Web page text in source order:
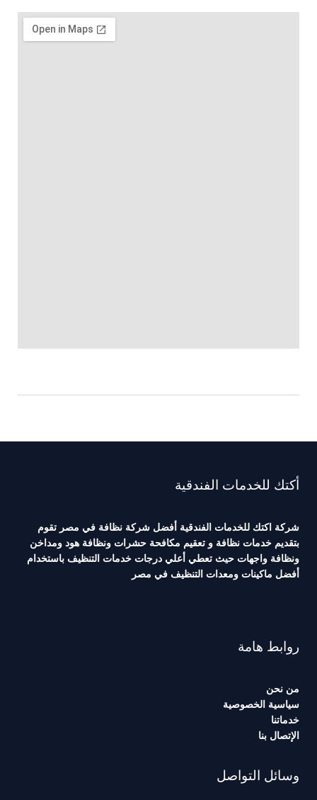
أكتك للخدمات الفندقية
شركة اكتك للخدمات الفندقية أفضل شركة نظافة في مصر تقوم
بتقديم خدمات نظافة و تعقيم مكافحة حشرات ونظافة هود ومداخن
ونظافة واجهات حيث تعطي أعلي درجات خدمات التنظيف باستخدام
أفضل ماكينات ومعدات التنظيف في مصر
روابط هامة
من نحن
سياسية الخصوصية
خدماتنا
الإتصال بنا
وسائل التواصل